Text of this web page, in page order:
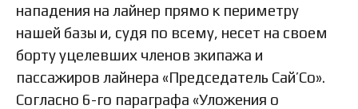
нападения на лайнер прямо к периметру
нашей базы и, судя по всему, несет на своем
борту уцелевших членов экипажа и
пассажиров лайнера «Председатель Сай’Со».
Согласно 6-го параграфа «Уложения о